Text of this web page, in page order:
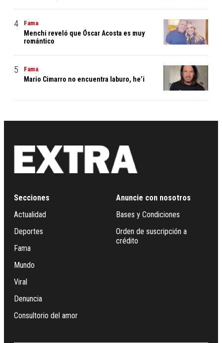
Fama
Menchi reveló que Óscar Acosta es muy
romántico
Fama
Mario Cimarro no encuentra laburo, he’i
Secciones
Actualidad
Deportes
Fama
Mundo
Viral
Denuncia
Consultorio del amor
Anuncie con nosotros
Bases y Condiciones
Orden de suscripción a
crédito